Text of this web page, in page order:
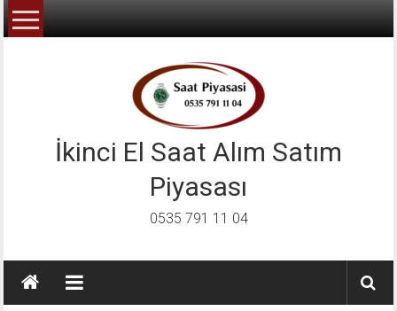
İçeriğe
geç
İkinci El Saat Alım Satım
Piyasası
0535 791 11 04